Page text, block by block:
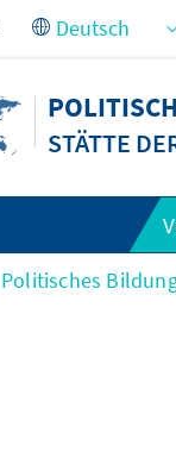
STÄTTE
Politisches